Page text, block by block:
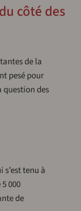
côté des
de la
pesé pour
question des
tenu à
000
de